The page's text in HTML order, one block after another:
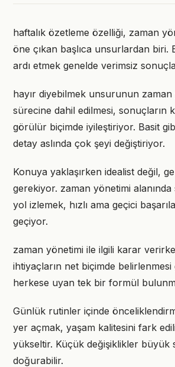
haftalık özetleme özelliği, zaman
öne çıkan başlıca unsurlardan biri.
ardı etmek genelde verimsiz
hayır diyebilmek unsurunun zaman
sürecine dahil edilmesi, sonuçların
görülür biçimde iyileştiriyor. Basit
detay aslında çok şeyi değiştiriyor.
Konuya yaklaşırken idealist değil,
gerekiyor. zaman yönetimi
yol izlemek, hızlı ama geçici
geçiyor.
zaman yönetimi ile ilgili karar
ihtiyaçların net biçimde
herkese uyan tek bir formül
Günlük rutinler içinde
yer açmak, yaşam kalitesini fark
yükseltir. Küçük değişiklikler büyük
doğurabilir.